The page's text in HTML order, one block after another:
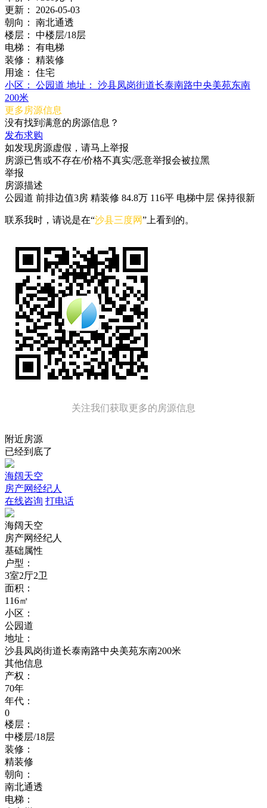
更新：
2026-05-03
朝向：
南北通透
楼层：
中楼层/18层
电梯：
有电梯
装修：
精装修
用途：
住宅
小区：
公园道 地址：
沙县凤岗街道长泰南路中央美苑东南
200米
更多房源信息
没有找到满意的房源信息？
发布求购
如发现房源虚假，请马上举报
房源已售或不存在/价格不真实/恶意举报会被拉黑
举报
房源描述
公园道 前排边值3房 精装修 84.8万 116平 电梯中层 保持很新
联系我时，请说是在“沙县三度网”上看到的。
关注我们获取更多的房源信息
附近房源
已经到底了
海阔天空
房产网经纪人
在线咨询 打电话
海阔天空
房产网经纪人
基础属性
户型：
3室2厅2卫
面积：
116㎡
小区：
公园道
地址：
沙县凤岗街道长泰南路中央美苑东南200米
其他信息
产权：
70年
年代：
0
楼层：
中楼层/18层
装修：
精装修
朝向：
南北通透
电梯：